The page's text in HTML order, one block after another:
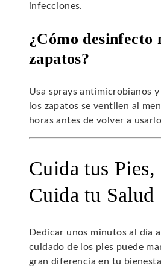
infecciones.
¿Cómo desinfecto
zapatos?
Usa sprays antimicrobianos y
los zapatos se ventilen al
horas antes de volver a
Cuida tus Pies,
Cuida tu Salud
Dedicar unos minutos al día al
cuidado de los pies puede
gran diferencia en tu